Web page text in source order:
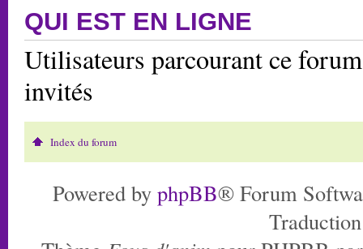
QUI EST EN LIGNE
Utilisateurs parcourant ce
invités
Index du forum
Powered by phpBB® Forum